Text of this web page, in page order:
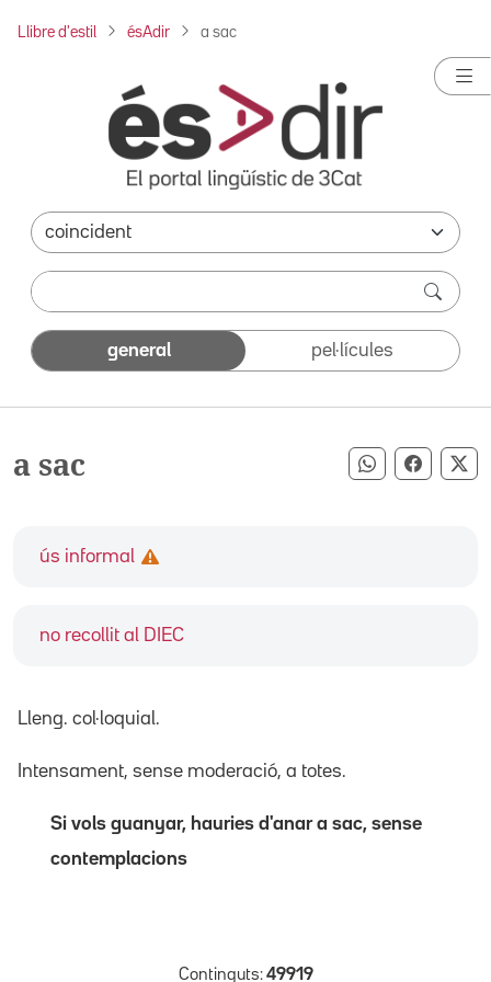
Llibre d'estil ésAdir a sac
general pel·lícules
a sac Compartir
ús informal
no recollit al DIEC
Lleng. col·loquial.
Intensament, sense moderació, a totes.
Si vols guanyar, hauries d'anar a sac, sense
contemplacions
Continguts: 49919